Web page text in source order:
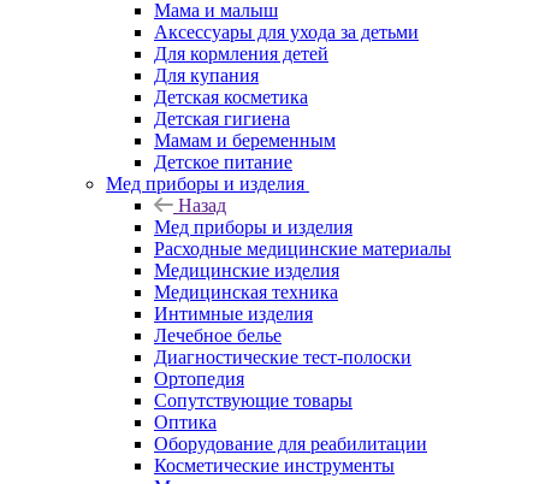
Мама и малыш
Аксессуары для ухода за детьми
Для кормления детей
Для купания
Детская косметика
Детская гигиена
Мамам и беременным
Детское питание
Мед приборы и изделия
Назад
Мед приборы и изделия
Расходные медицинские материалы
Медицинские изделия
Медицинская техника
Интимные изделия
Лечебное белье
Диагностические тест-полоски
Ортопедия
Сопутствующие товары
Оптика
Оборудование для реабилитации
Косметические инструменты